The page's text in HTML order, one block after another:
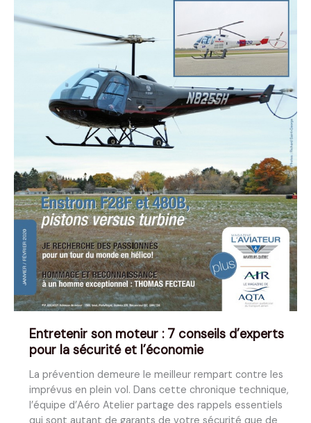
Entretenir son moteur : 7 conseils d’experts
pour la sécurité et l’économie
La prévention demeure le meilleur rempart contre les
imprévus en plein vol. Dans cette chronique technique,
l’équipe d’Aéro Atelier partage des rappels essentiels